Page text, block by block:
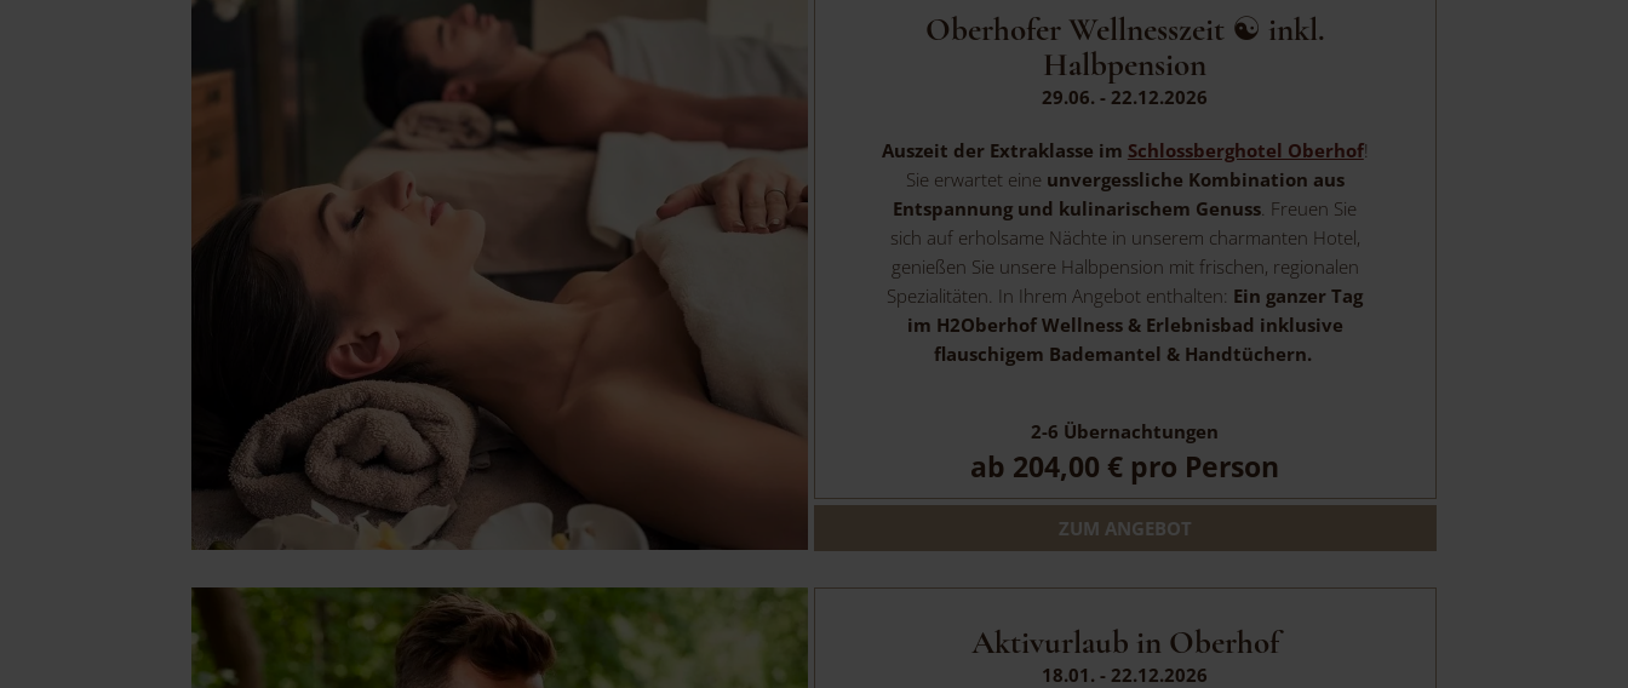
Oberhofer Wellnesszeit ☯ inkl.
Halbpension
29.06. - 22.12.2026
Auszeit der Extraklasse im Schlossberghotel Oberhof!
Sie erwartet eine unvergessliche Kombination aus
Entspannung und kulinarischem Genuss . Freuen Sie
sich auf erholsame Nächte in unserem charmanten Hotel,
genießen Sie unsere Halbpension mit frischen, regionalen
Spezialitäten. In Ihrem Angebot enthalten: Ein ganzer Tag
im H2Oberhof Wellness & Erlebnisbad inklusive
flauschigem Bademantel & Handtüchern.
2-6 Übernachtungen
ab 204,00 € pro Person
ZUM ANGEBOT
Aktivurlaub in Oberhof
18.01. - 22.12.2026